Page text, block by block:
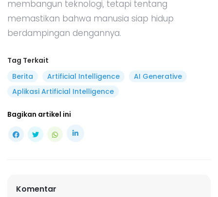
membangun teknologi, tetapi tentang
memastikan bahwa manusia siap hidup
berdampingan dengannya.
Tag Terkait
Berita
Artificial Intelligence
AI Generative
Aplikasi Artificial Intelligence
Bagikan artikel ini
Komentar